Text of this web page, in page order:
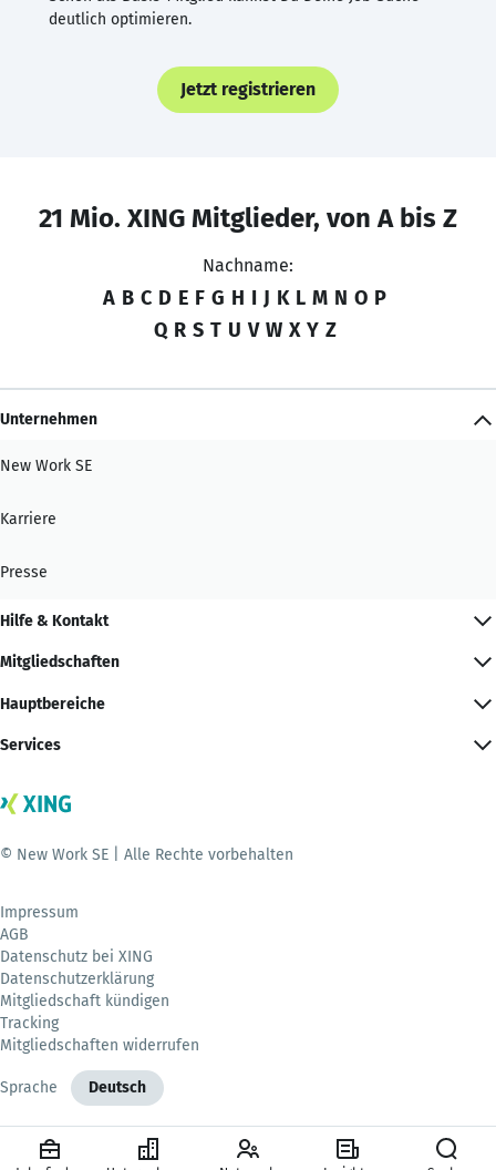
deutlich optimieren.
Jetzt registrieren
21 Mio. XING Mitglieder, von A bis Z
Nachname:
A B C D E F G H I J K L M N O P
Q R S T U V W X Y Z
Unternehmen
New Work SE
Karriere
Presse
Hilfe & Kontakt
Mitgliedschaften
Hauptbereiche
Services
© New Work SE | Alle Rechte vorbehalten
Impressum
AGB
Datenschutz bei XING
Datenschutzerklärung
Mitgliedschaft kündigen
Tracking
Mitgliedschaften widerrufen
Sprache Deutsch